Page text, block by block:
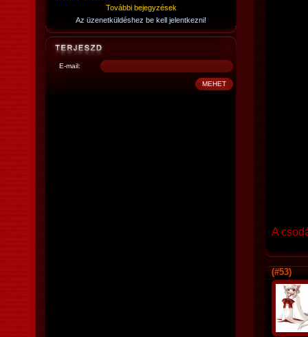
További bejegyzések
Az üzenetküldéshez be kell jelentkezni!
E-mail:
A
(#53)